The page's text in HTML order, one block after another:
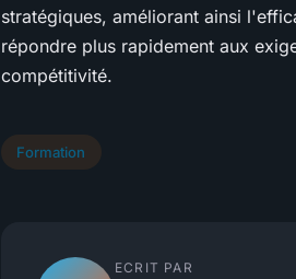
stratégiques, améliorant ainsi
répondre plus rapidement aux
compétitivité.
Formation
ECRIT PAR